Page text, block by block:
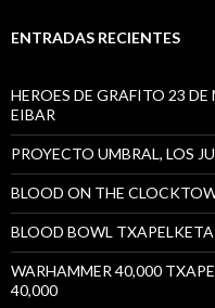
ENTRADAS RECIENTES
HEROES DE GRAFITO 23
EIBAR
PROYECTO UMBRAL, LOS
BLOOD ON THE
BLOOD BOWL TXAPELKETA
WARHAMMER 40,000
40,000